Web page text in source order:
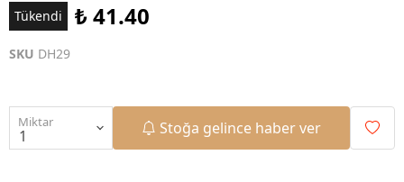
Tükendi ₺ 41.40
SKU DH29
Miktar Stoğa gelince haber ver